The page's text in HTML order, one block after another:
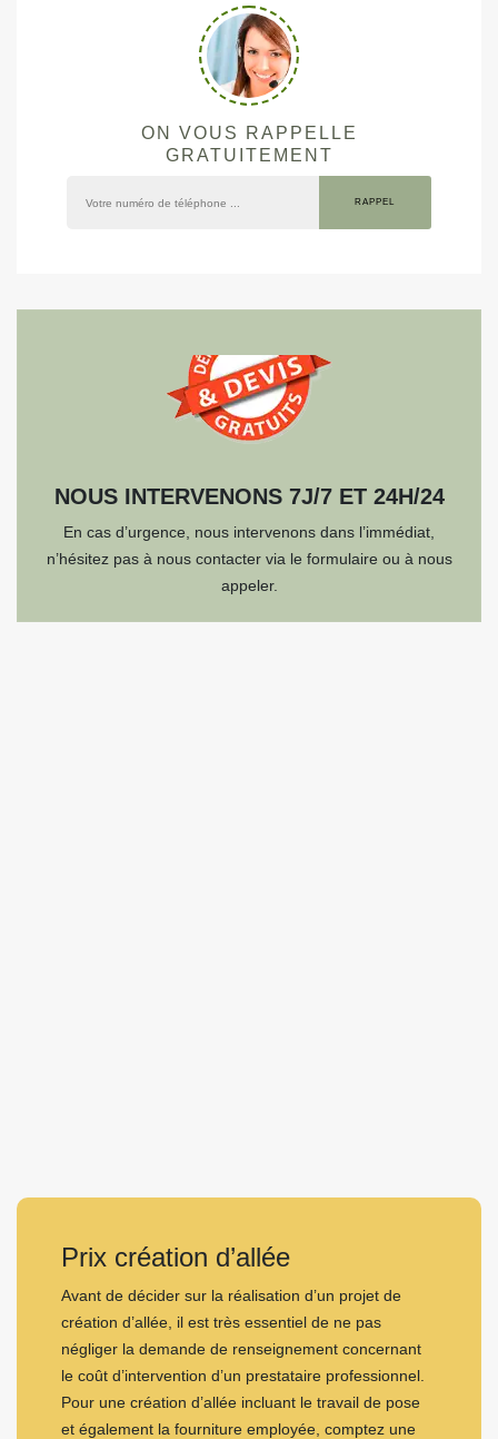
ON VOUS RAPPELLE
GRATUITEMENT
NOUS INTERVENONS 7J/7 ET 24H/24
En cas d’urgence, nous intervenons dans l’immédiat,
n’hésitez pas à nous contacter via le formulaire ou à nous
appeler.
Prix création d’allée
Avant de décider sur la réalisation d’un projet de
création d’allée, il est très essentiel de ne pas
négliger la demande de renseignement concernant
le coût d’intervention d’un prestataire professionnel.
Pour une création d’allée incluant le travail de pose
et également la fourniture employée, comptez une